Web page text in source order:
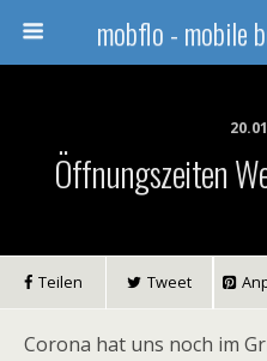
mobflo - mobile
Öffnungszeiten
Teilen Tweet
Corona hat uns noch im